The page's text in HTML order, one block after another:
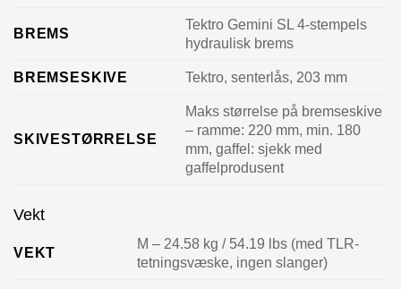
BREMS
Tektro Gemini SL 4-stempels
hydraulisk brems
BREMSESKIVE Tektro, senterlås, 203 mm
SKIVESTØRRELSE
Maks størrelse på bremseskive
– ramme: 220 mm, min. 180
mm, gaffel: sjekk med
gaffelprodusent
Vekt
VEKT
M – 24.58 kg / 54.19 lbs (med TLR-
tetningsvæske, ingen slanger)